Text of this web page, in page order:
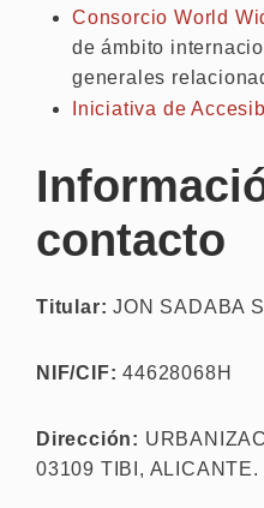
Consorcio World
de ámbito
generales
Iniciativa de
contacto
Titular: JON SADABA
NIF/CIF: 44628068H
Dirección:
03109 TIBI, ALICANTE.